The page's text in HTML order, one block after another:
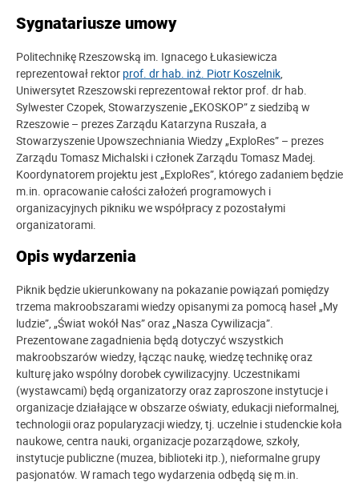
Sygnatariusze umowy
Politechnikę Rzeszowską im. Ignacego Łukasiewicza
reprezentował rektor prof. dr hab. inż. Piotr Koszelnik
Uniwersytet Rzeszowski reprezentował rektor prof. dr hab.
Sylwester Czopek, Stowarzyszenie „EKOSKOP” z siedzibą w
Rzeszowie – prezes Zarządu Katarzyna Ruszała, a
Stowarzyszenie Upowszechniania Wiedzy „ExploRes” – prezes
Zarządu Tomasz Michalski i członek Zarządu Tomasz Madej.
Koordynatorem projektu jest „ExploRes”, którego zadaniem będzie
m.in. opracowanie całości założeń programowych i
organizacyjnych pikniku we współpracy z pozostałymi
organizatorami.
Opis wydarzenia
Piknik będzie ukierunkowany na pokazanie powiązań pomiędzy
trzema makroobszarami wiedzy opisanymi za pomocą haseł „My
ludzie”, „Świat wokół Nas” oraz „Nasza Cywilizacja”.
Prezentowane zagadnienia będą dotyczyć wszystkich
makroobszarów wiedzy, łącząc naukę, wiedzę technikę oraz
kulturę jako wspólny dorobek cywilizacyjny. Uczestnikami
(wystawcami) będą organizatorzy oraz zaproszone instytucje i
organizacje działające w obszarze oświaty, edukacji nieformalnej,
technologii oraz popularyzacji wiedzy, tj. uczelnie i studenckie koła
naukowe, centra nauki, organizacje pozarządowe, szkoły,
instytucje publiczne (muzea, biblioteki itp.), nieformalne grupy
pasjonatów. W ramach tego wydarzenia odbędą się m.in.